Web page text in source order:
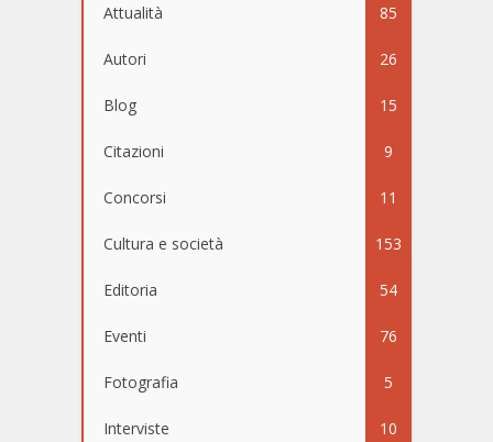
Attualità 85
Autori 26
Blog 15
Citazioni 9
Concorsi 11
Cultura e società 153
Editoria 54
Eventi 76
Fotografia 5
Interviste 10